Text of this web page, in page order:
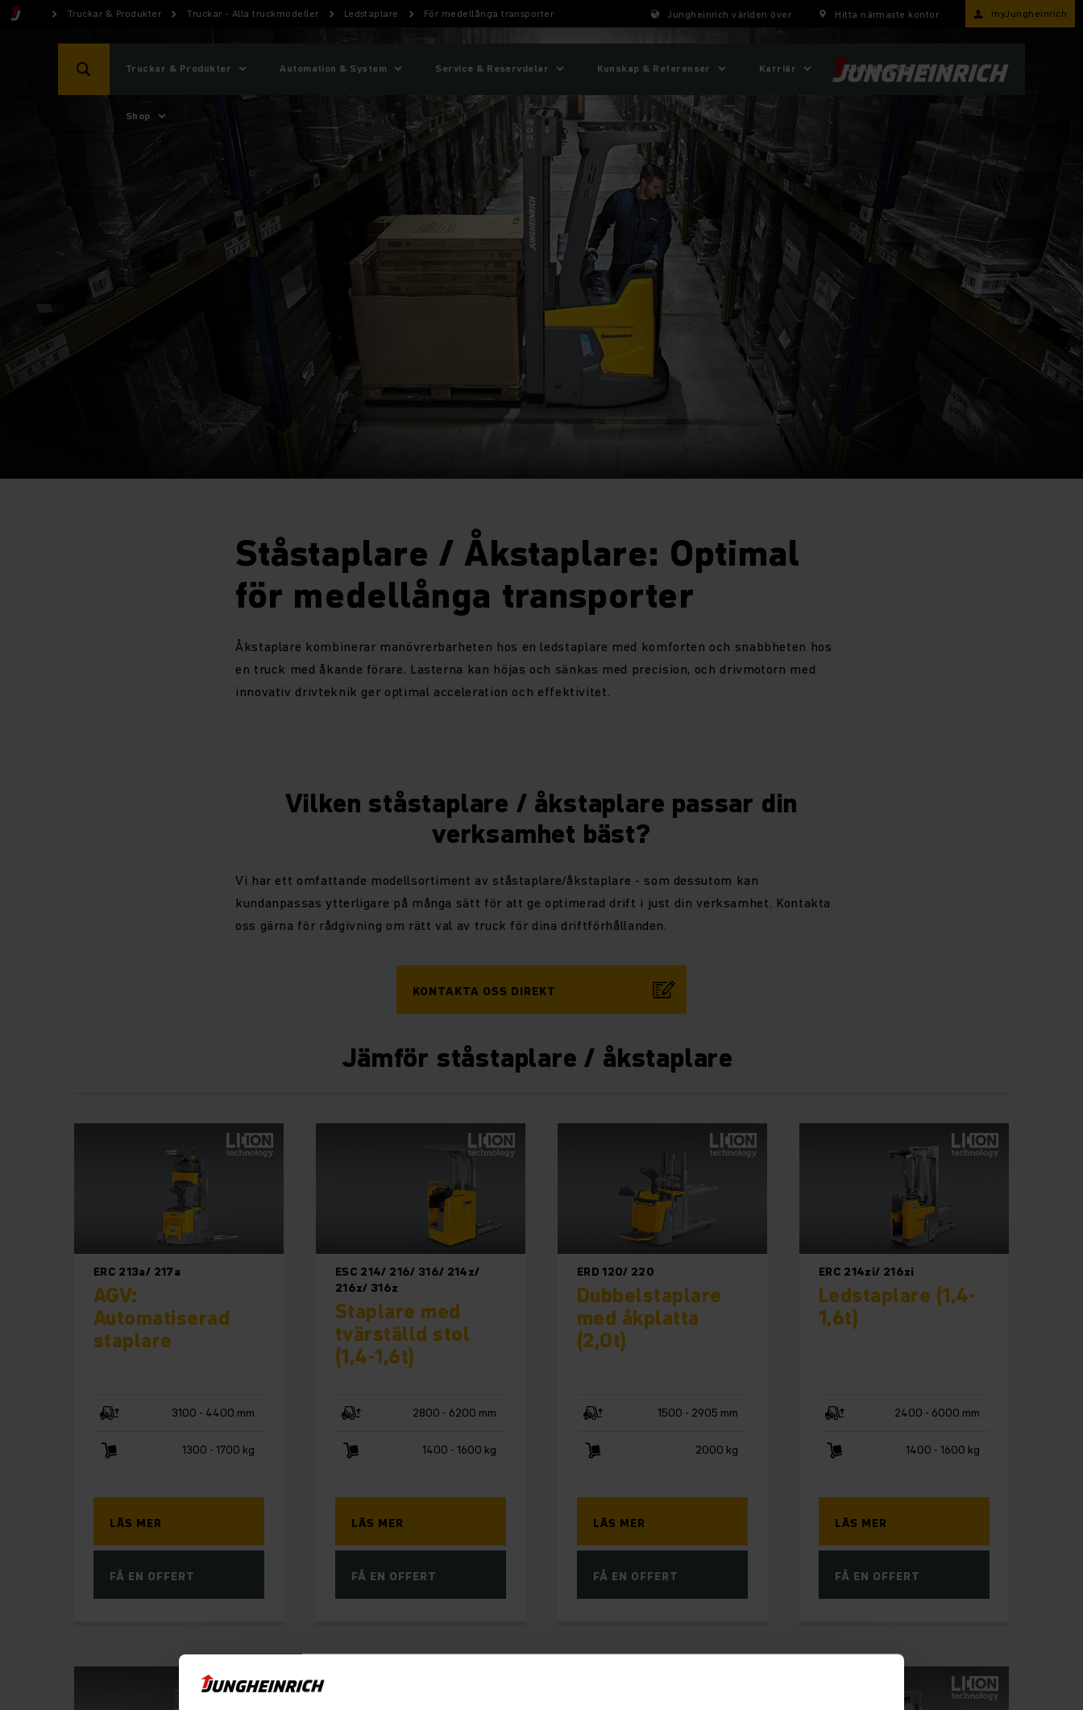
Truckar & Produkter Truckar - Alla truckmodeller Ledstaplare För medellånga transporter Jungheinrich världen över Hitta närmaste kontor myJungheinrich
Truckar & Produkter Automation & System Service & Reservdelar Kunskap & Referenser Karriär Kontakt & Om oss
Shop
Ståstaplare / Åkstaplare: Optimal
för medellånga transporter
Åkstaplare kombinerar manövrerbarheten hos en ledstaplare med komforten och snabbheten hos
en truck med åkande förare. Lasterna kan höjas och sänkas med precision, och drivmotorn med
innovativ drivteknik ger optimal acceleration och effektivitet.
Vilken ståstaplare / åkstaplare passar din
verksamhet bäst?
Vi har ett omfattande modellsortiment av ståstaplare/åkstaplare - som dessutom kan
kundanpassas ytterligare på många sätt för att ge optimerad drift i just din verksamhet. Kontakta
oss gärna för rådgivning om rätt val av truck för dina driftförhållanden.
KONTAKTA OSS DIREKT
Jämför ståstaplare / åkstaplare
ERC 213a/ 217a
AGV:
Automatiserad
staplare
3100 - 4400 mm
1300 - 1700 kg
LÄS MER
FÅ EN OFFERT
ESC 214/ 216/ 316/ 214z/
216z/ 316z
Staplare med
tvärställd stol
(1,4-1,6t)
2800 - 6200 mm
1400 - 1600 kg
LÄS MER
FÅ EN OFFERT
ERD 120/ 220
Dubbelstaplare
med åkplatta
(2,0t)
1500 - 2905 mm
2000 kg
LÄS MER
FÅ EN OFFERT
ERC 214zi/ 216zi
Ledstaplare (1,4-
1,6t)
2400 - 6000 mm
1400 - 1600 kg
LÄS MER
FÅ EN OFFERT